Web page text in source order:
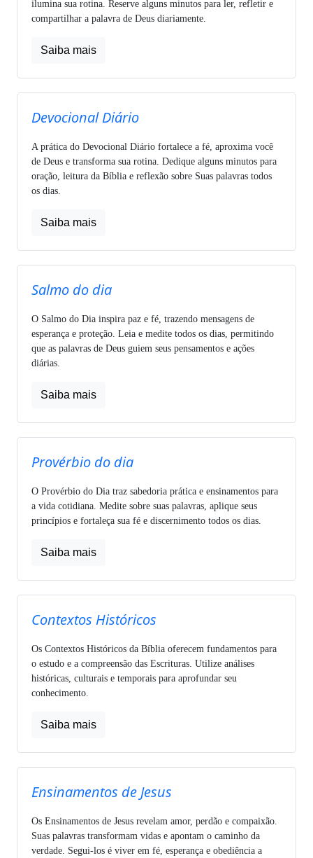
ilumina sua rotina. Reserve alguns minutos para ler, refletir e
compartilhar a palavra de Deus diariamente.
Saiba mais
Devocional Diário
A prática do Devocional Diário fortalece a fé, aproxima você
de Deus e transforma sua rotina. Dedique alguns minutos para
oração, leitura da Bíblia e reflexão sobre Suas palavras todos
os dias.
Saiba mais
Salmo do dia
O Salmo do Dia inspira paz e fé, trazendo mensagens de
esperança e proteção. Leia e medite todos os dias, permitindo
que as palavras de Deus guiem seus pensamentos e ações
diárias.
Saiba mais
Provérbio do dia
O Provérbio do Dia traz sabedoria prática e ensinamentos para
a vida cotidiana. Medite sobre suas palavras, aplique seus
princípios e fortaleça sua fé e discernimento todos os dias.
Saiba mais
Contextos Históricos
Os Contextos Históricos da Bíblia oferecem fundamentos para
o estudo e a compreensão das Escrituras. Utilize análises
históricas, culturais e temporais para aprofundar seu
conhecimento.
Saiba mais
Ensinamentos de Jesus
Os Ensinamentos de Jesus revelam amor, perdão e compaixão.
Suas palavras transformam vidas e apontam o caminho da
verdade. Segui-los é viver em fé, esperança e obediência a